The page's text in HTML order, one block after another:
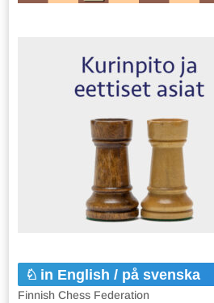
in English / på svenska
Finnish Chess Federation